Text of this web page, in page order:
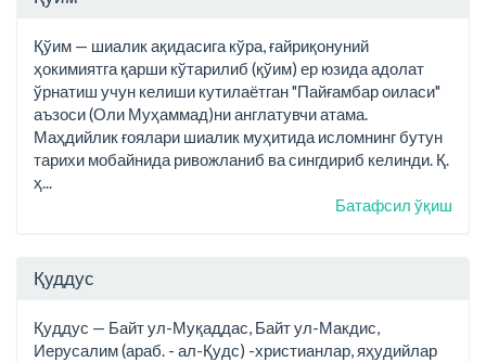
Қўим — шиалик ақидасига кўра, ғайриқонуний
ҳокимиятга қарши кўтарилиб (қўим) ер юзида адолат
ўрнатиш учун келиши кутилаётган "Пайғамбар оиласи"
аъзоси (Оли Муҳаммад)ни англатувчи атама.
Маҳдийлик ғоялари шиалик муҳитида исломнинг бутун
тарихи мобайнида ривожланиб ва сингдириб келинди. Қ.
ҳ...
Батафсил ўқиш
Қуддус
Қуддус — Байт ул-Муқаддас, Байт ул-Макдис,
Иерусалим (араб. - ал-Қудс) -христианлар, яҳудийлар